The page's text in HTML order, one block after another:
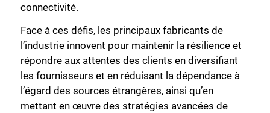
connectivité.
Face à ces défis, les principaux fabricants de
l’industrie innovent pour maintenir la résilience et
répondre aux attentes des clients en diversifiant
les fournisseurs et en réduisant la dépendance à
l’égard des sources étrangères, ainsi qu’en
mettant en œuvre des stratégies avancées de